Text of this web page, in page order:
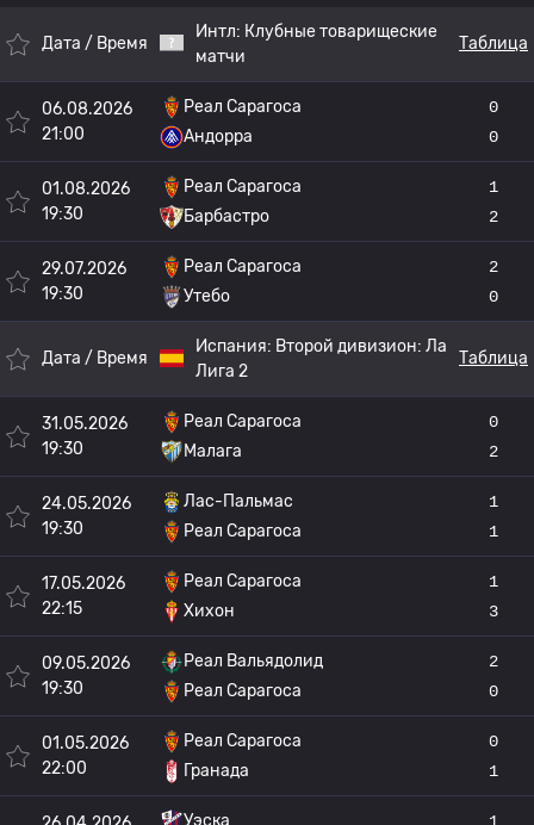
Дата / Время
Интл: Клубные товарищеские
матчи
Таблица
06.08.2026
21:00
Реал Сарагоса
Андорра
0
0
01.08.2026
19:30
Реал Сарагоса
Барбастро
1
2
29.07.2026
19:30
Реал Сарагоса
Утебо
2
0
Дата / Время
Испания: Второй дивизион: Ла
Лига 2
Таблица
31.05.2026
19:30
Реал Сарагоса
Малага
0
2
24.05.2026
19:30
Лас-Пальмас
Реал Сарагоса
1
1
17.05.2026
22:15
Реал Сарагоса
Хихон
1
3
09.05.2026
19:30
Реал Вальядолид
Реал Сарагоса
2
0
01.05.2026
22:00
Реал Сарагоса
Гранада
0
1
Уэска
1